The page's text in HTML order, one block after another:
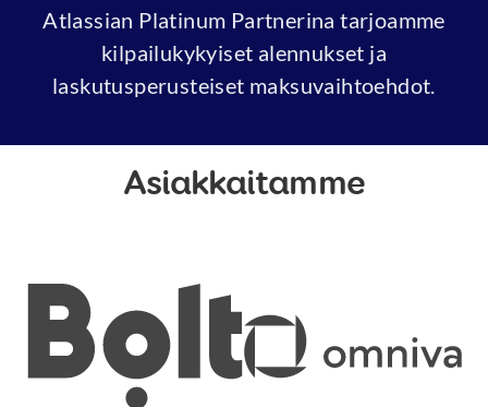
Atlassian Platinum Partnerina tarjoamme
kilpailukykyiset alennukset ja
laskutusperusteiset maksuvaihtoehdot.
Asiakkaitamme